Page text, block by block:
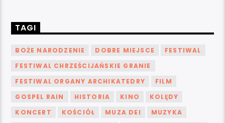
TAGI
BOŻE NARODZENIE DOBRE MIEJSCE
FESTIWAL
FESTIWAL CHRZEŚCIJAŃSKIE GRANIE
FESTIWAL ORGANY ARCHIKATEDRY
FILM
GOSPEL RAIN
HISTORIA KINO
KOLĘDY
KONCERT
KOŚCIÓŁ MUZA DEI
MUZYKA